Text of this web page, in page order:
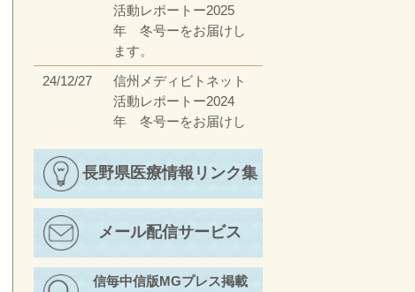
活動レポートー2025
年 冬号ーをお届けし
ます。
24/12/27
信州メディビトネット
活動レポートー2024
年 冬号ーをお届けし
23/12/27
信州メディビトネット
年 冬号ーをお届けし
ます。
23/4/17
信州メディビトネット
活動レポートー2023
長野県医療情報リンク集
メール配信サービス
信毎中信版MGプレス掲載